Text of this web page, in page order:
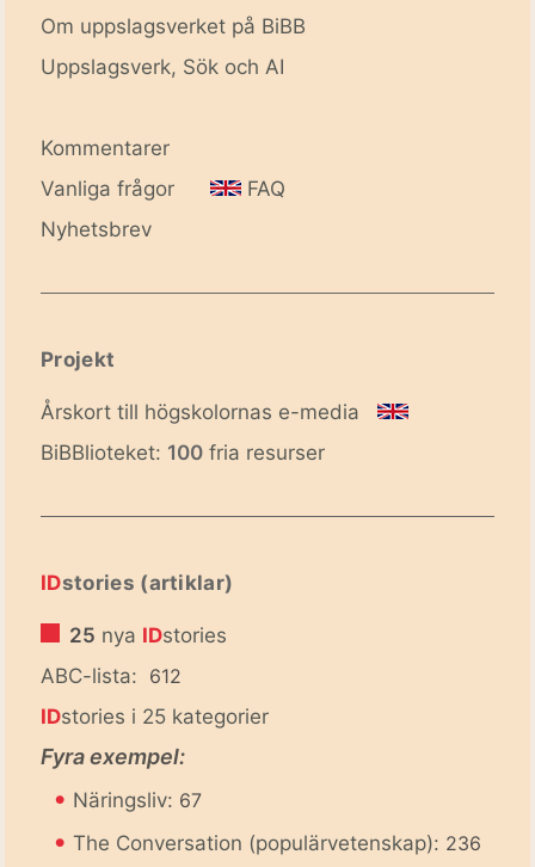
Om uppslagsverket på BiBB
Uppslagsverk, Sök och AI
Kommentarer
Vanliga frågor
FAQ
Nyhetsbrev
Projekt
Årskort till högskolornas e-media
BiBBlioteket: 100 fria resurser
IDstories (artiklar)
25 nya IDstories
ABC-lista: 612
IDstories i 25 kategorier
Fyra exempel:
• Näringsliv: 67
• The Conversation (populärvetenskap): 236